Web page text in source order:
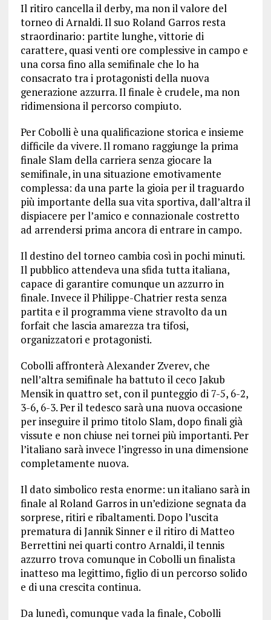
Il ritiro cancella il derby, ma non il valore del
torneo di Arnaldi. Il suo Roland Garros resta
straordinario: partite lunghe, vittorie di
carattere, quasi venti ore complessive in campo e
una corsa fino alla semifinale che lo ha
consacrato tra i protagonisti della nuova
generazione azzurra. Il finale è crudele, ma non
ridimensiona il percorso compiuto.
Per Cobolli è una qualificazione storica e insieme
difficile da vivere. Il romano raggiunge la prima
finale Slam della carriera senza giocare la
semifinale, in una situazione emotivamente
complessa: da una parte la gioia per il traguardo
più importante della sua vita sportiva, dall’altra il
dispiacere per l’amico e connazionale costretto
ad arrendersi prima ancora di entrare in campo.
Il destino del torneo cambia così in pochi minuti.
Il pubblico attendeva una sfida tutta italiana,
capace di garantire comunque un azzurro in
finale. Invece il Philippe-Chatrier resta senza
partita e il programma viene stravolto da un
forfait che lascia amarezza tra tifosi,
organizzatori e protagonisti.
Cobolli affronterà Alexander Zverev, che
nell’altra semifinale ha battuto il ceco Jakub
Mensik in quattro set, con il punteggio di 7-5, 6-2,
3-6, 6-3. Per il tedesco sarà una nuova occasione
per inseguire il primo titolo Slam, dopo finali già
vissute e non chiuse nei tornei più importanti. Per
l’italiano sarà invece l’ingresso in una dimensione
completamente nuova.
Il dato simbolico resta enorme: un italiano sarà in
finale al Roland Garros in un’edizione segnata da
sorprese, ritiri e ribaltamenti. Dopo l’uscita
prematura di Jannik Sinner e il ritiro di Matteo
Berrettini nei quarti contro Arnaldi, il tennis
azzurro trova comunque in Cobolli un finalista
inatteso ma legittimo, figlio di un percorso solido
e di una crescita continua.
Da lunedì, comunque vada la finale, Cobolli